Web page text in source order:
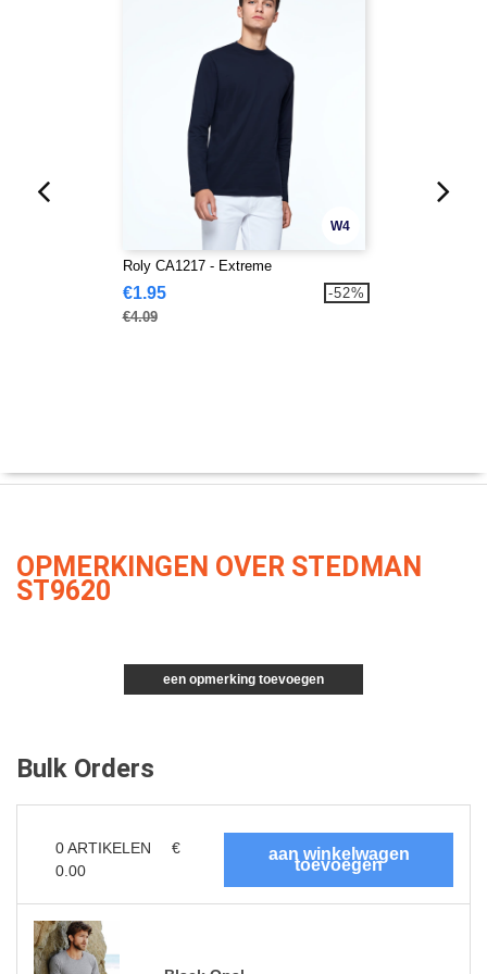
W4
Roly CA1217 - Extreme
€1.95
€4.09
-52%
OPMERKINGEN OVER STEDMAN
ST9620
een opmerking toevoegen
Bulk Orders
0ARTIKELEN
€
0.00